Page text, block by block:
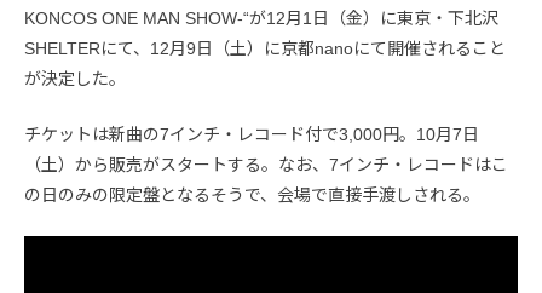
KONCOS ONE MAN SHOW-“が12月1日（金）に東京・下北沢
SHELTERにて、12月9日（土）に京都nanoにて開催されること
が決定した。
チケットは新曲の7インチ・レコード付で3,000円。10月7日
（土）から販売がスタートする。なお、7インチ・レコードはこ
の日のみの限定盤となるそうで、会場で直接手渡しされる。